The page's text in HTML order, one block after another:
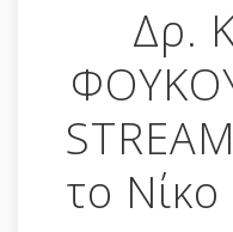
Δρ.
το